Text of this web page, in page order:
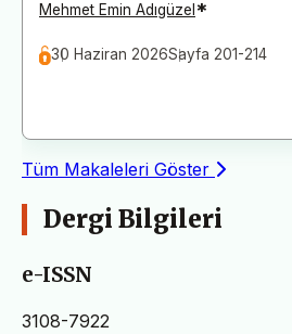
Mehmet Emin Adıgüzel *
30 Haziran 2026Sayfa 201-214
Tüm Makaleleri Göster
Dergi Bilgileri
e-ISSN
3108-7922